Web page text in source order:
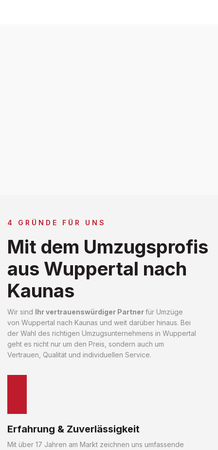
4 GRÜNDE FÜR UNS
Mit dem Umzugsprofis
aus Wuppertal nach
Kaunas
Wir sind Ihr vertrauenswürdiger Partnerfür Umzüge
von Wuppertal nach Kaunas und weit darüber hinaus. Bei
der Wahl des richtigen Umzugsunternehmens in Wuppertal
geht es nicht nur um den Preis, sondern auch um
Vertrauen, Qualität und individuellen Service.
Erfahrung & Zuverlässigkeit
Mit über 17 Jahren am Markt zeichnen uns umfassende